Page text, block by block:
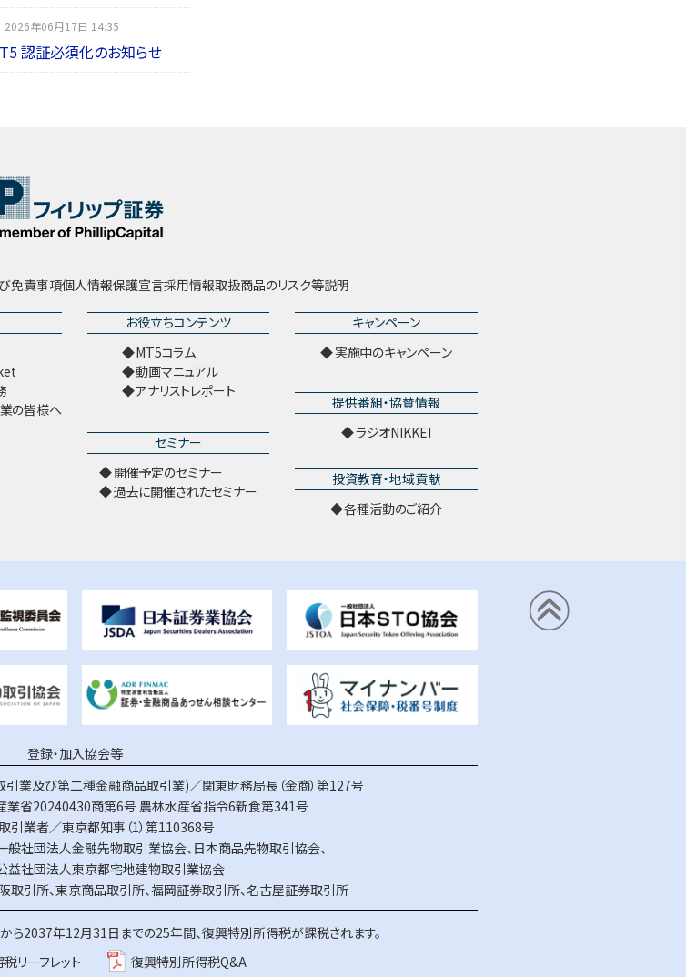
2026年06月17日 14:35
認証必須化のお知らせ
免責事項個人情報保護宣言採用情報取扱商品のリスク等説明
の皆様へ
お役立ちコンテンツ
MT5コラム
動画マニュアル
アナリストレポート
セミナー
開催予定のセミナー
過去に開催されたセミナー
キャンペーン
実施中のキャンペーン
提供番組・協賛情報
ラジオNIKKEI
投資教育・地域貢献
各種活動のご紹介
登録・加入協会等
業及び第二種金融商品取引業)／関東財務局長（金商）第127号
業省20240430商第6号 農林水産省指令6新食第341号
引業者／東京都知事（1）第110368号
般社団法人金融先物取引業協会、 日本商品先物取引協会、
益社団法人東京都宅地建物取引業協会
取引所、東京商品取引所、福岡証券取引所、名古屋証券取引所
ら2037年12月31日までの25年間、復興特別所得税が課税されます。
リーフレット
復興特別所得税Q&A